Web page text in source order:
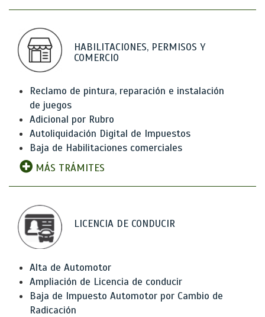
HABILITACIONES, PERMISOS Y
COMERCIO
Reclamo de pintura, reparación e instalación
de juegos
Adicional por Rubro
Autoliquidación Digital de Impuestos
Baja de Habilitaciones comerciales
MÁS TRÁMITES
LICENCIA DE CONDUCIR
Alta de Automotor
Ampliación de Licencia de conducir
Baja de Impuesto Automotor por Cambio de
Radicación